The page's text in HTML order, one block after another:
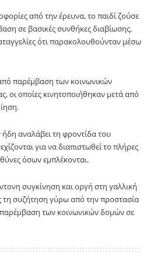
από την έρευνα, το παιδί ζούσε
σε βασικές συνθήκες διαβίωσης,
ότι παρακολουθούνταν μέσω
παρέμβαση των κοινωνικών
οι οποίες κινητοποιήθηκαν μετά από
αναλάβει τη φροντίδα του
για να διαπιστωθεί το πλήρες
όσων εμπλέκονται.
συγκίνηση και οργή στη γαλλική
τη συζήτηση γύρω από την προστασία
παρέμβαση των κοινωνικών δομών σε